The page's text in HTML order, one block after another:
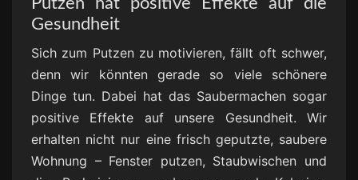
Gesundheit
Sich zum Putzen zu motivieren, fällt oft schwer,
denn wir könnten gerade so viele schönere
Dinge tun. Dabei hat das Saubermachen sogar
positive Effekte auf unsere Gesundheit. Wir
erhalten nicht nur eine frisch geputzte, saubere
Wohnung – Fenster putzen, Staubwischen und